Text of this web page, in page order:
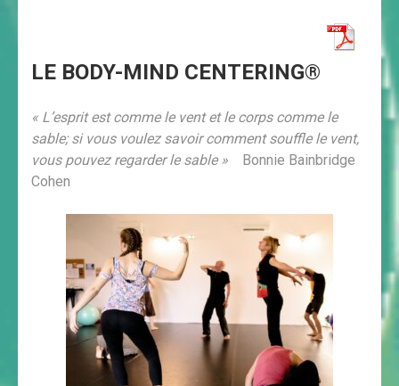
LE BODY-MIND CENTERING®
« L’esprit est comme le vent et le corps comme le
sable; si vous voulez savoir comment souffle le vent,
vous pouvez regarder le sable »
Bonnie Bainbridge
Cohen